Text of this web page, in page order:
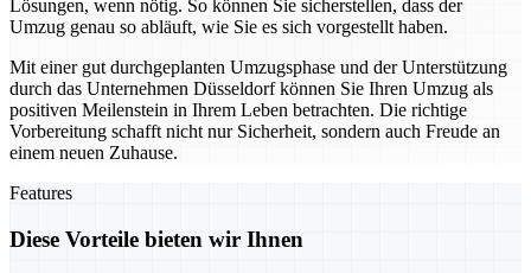
Lösungen, wenn nötig. So können Sie sicherstellen, dass der
Umzug genau so abläuft, wie Sie es sich vorgestellt haben.
Mit einer gut durchgeplanten Umzugsphase und der Unterstützung
durch das Unternehmen Düsseldorf können Sie Ihren Umzug als
positiven Meilenstein in Ihrem Leben betrachten. Die richtige
Vorbereitung schafft nicht nur Sicherheit, sondern auch Freude an
einem neuen Zuhause.
Features
Diese Vorteile bieten wir Ihnen